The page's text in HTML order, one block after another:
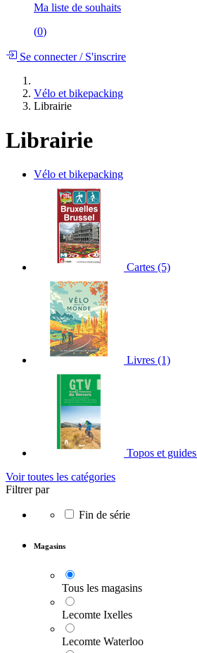
Ma liste de souhaits
(0)
Se connecter/S'inscrire
Vélo et bikepacking
Librairie
Librairie
Vélo et bikepacking
Cartes (5)
Livres (1)
Topos et guides
Voir toutes les catégories
Filtrer par
Fin de série
Magasins
Tous les magasins
Lecomte Ixelles
Lecomte Waterloo